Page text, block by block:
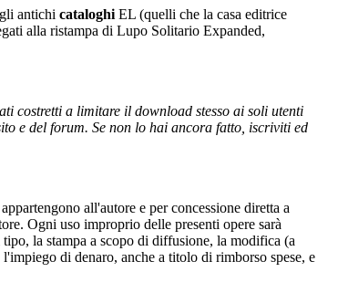
antichi cataloghi EL (quelli che la casa editrice
alla ristampa di Lupo Solitario Expanded,
costretti a limitare il download stesso ai soli utenti
e del forum. Se non lo hai ancora fatto, iscriviti ed
all'autore e per concessione diretta a
Ogni uso improprio delle presenti opere sarà
la stampa a scopo di diffusione, la modifica (a
di denaro, anche a titolo di rimborso spese, e